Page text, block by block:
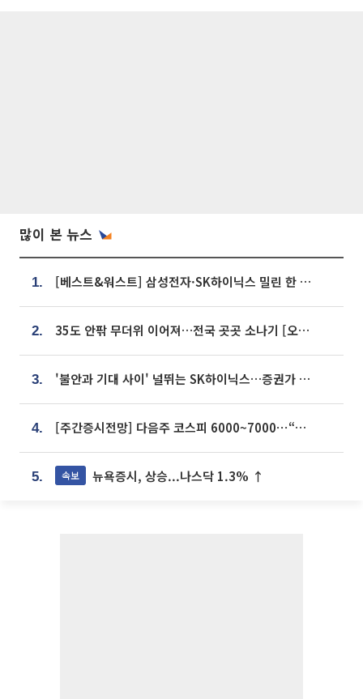
많이 본 뉴스
1. [베스트&워스트] 삼성전자·SK하이닉스 밀린 한 주…상상인증권은 85% 급등
2. 35도 안팎 무더위 이어져…전국 곳곳 소나기 [오늘 날씨]
3. '불안과 기대 사이' 널뛰는 SK하이닉스…증권가 "HBM4·LTA 기반 펀터멘털 견고"
4. [주간증시전망] 다음주 코스피 6000~7000⋯“外人 수급은 정책이 변수”
5. 속보 뉴욕증시, 상승...나스닥 1.3% ↑